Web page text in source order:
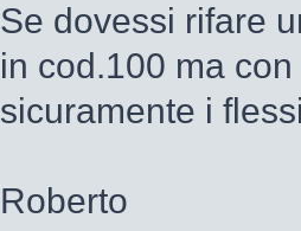
Se dovessi rifare
in cod.100 ma
sicuramente i
Roberto